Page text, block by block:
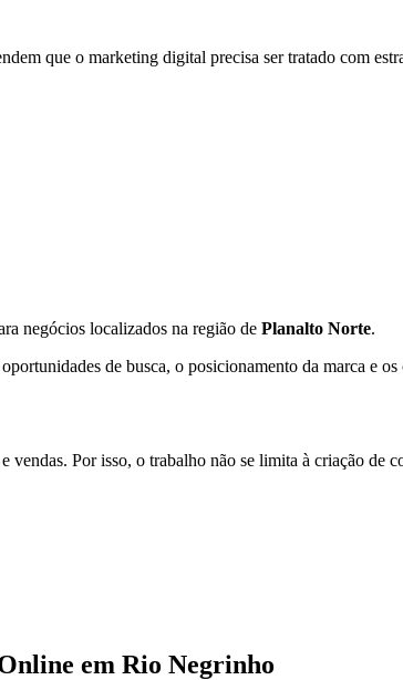
que o marketing digital precisa ser tratado com
negócios localizados na região de Planalto Norte.
de busca, o posicionamento da marca e
Por isso, o trabalho não se limita à criação de
em Rio Negrinho